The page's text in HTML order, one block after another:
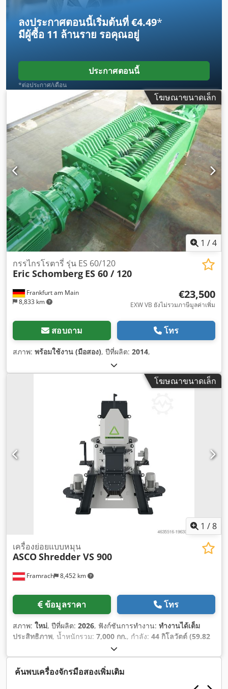
ลงประกาศตอนนี้เริ่มต้นที่ €4.49*
มีผู้ซื้อ 11 ล้านราย รอคุณอยู่
ประกาศตอนนี้
*ต่อประกาศ/เดือน
โฆษณาขนาดเล็ก
1 /4
Frankfurt am Main
8,833 km
กรรไกรโรตารี่ รุ่น ES 60/120
Eric Schomberg ES 60 / 120
€23,500
EXW VB ยังไม่รวมภาษีมูลค่าเพิ่ม
สอบถาม โทร
สภาพ: พร้อมใช้งาน (มือสอง), ปีที่ผลิต: 2014,
โฆษณาขนาดเล็ก
1 /8
Framrach 8,452 km
เครื่องย่อยแบบหมุน
ASCOShredder VS 900
ข้อมูลราคา โทร
สภาพ: ใหม่, ปีที่ผลิต: 2026, ฟังก์ชันการทำงาน: ทำงานได้เต็ม
ประสิทธิภาพ, น้ำหนักรวม: 7,000 กก., กำลัง: 44 กิโลวัตต์ (59.82
2,900 มม
มม, ความสูงรวม:3,900 มม, อุปกรณ์:มีแผ่นป้ายประเภท, หยุด
ฉุกเฉิน, เอกสารประกอบ / คู่มือ,
ค้นพบเครื่องจักรมือสองเพิ่มเติม